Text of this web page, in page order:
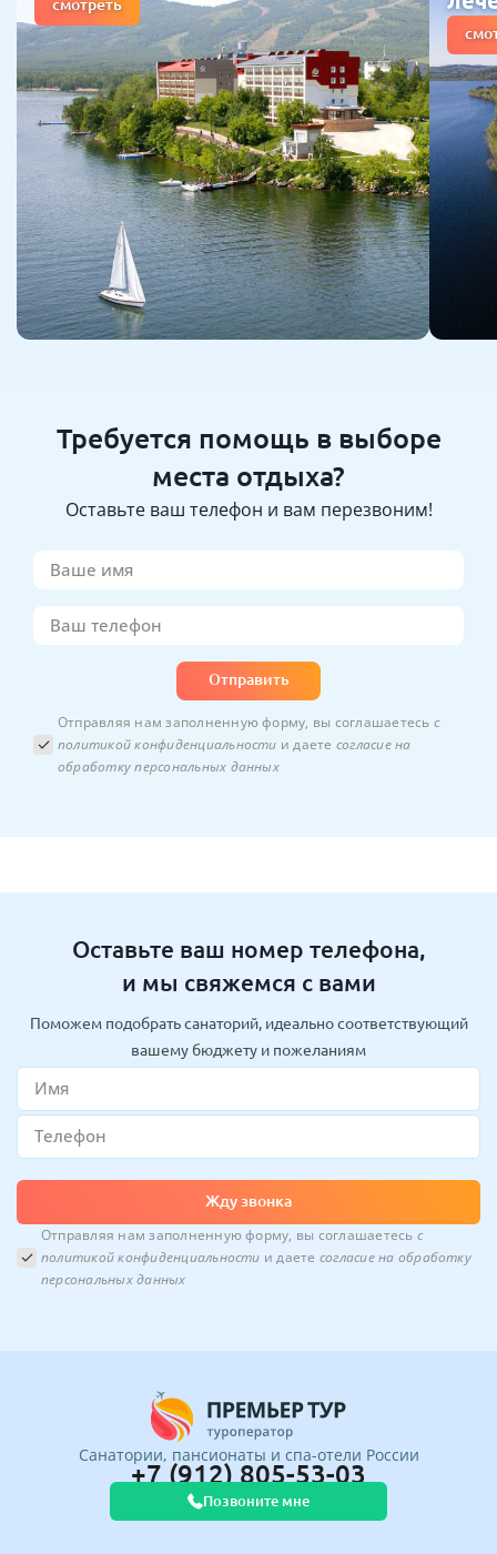
смотреть
Требуется помощь в выборе
места отдыха?
Оставьте ваш телефон и вам перезвоним!
Отправить
Отправляя нам заполненную форму, вы соглашаетесь с
политикой конфиденциальности и даете согласие на
обработку персональных данных
Оставьте ваш номер телефона,
и мы свяжемся с вами
Поможем подобрать санаторий, идеально соответствующий
вашему бюджету и пожеланиям
Жду звонка
Отправляя нам заполненную форму, вы соглашаетесь с
политикой конфиденциальности и даете согласие на обработку
персональных данных
Санатории, пансионаты и спа-отели России
+7 (912) 805-53-03
Позвоните мне